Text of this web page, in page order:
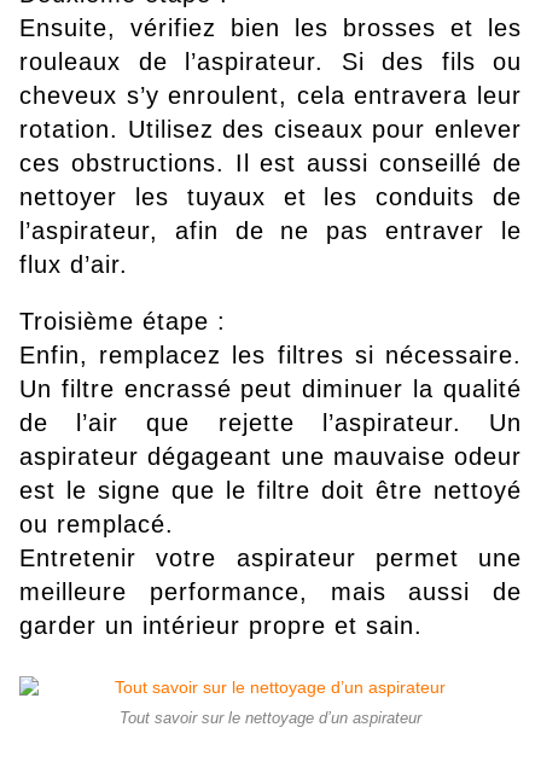
Ensuite, vérifiez bien les brosses et les
rouleaux de l’aspirateur. Si des fils ou
cheveux s’y enroulent, cela entravera leur
rotation. Utilisez des ciseaux pour enlever
ces obstructions. Il est aussi conseillé de
nettoyer les tuyaux et les conduits de
l’aspirateur, afin de ne pas entraver le
flux d’air.
Troisième étape :
Enfin, remplacez les filtres si nécessaire.
Un filtre encrassé peut diminuer la qualité
de l’air que rejette l’aspirateur. Un
aspirateur dégageant une mauvaise odeur
est le signe que le filtre doit être nettoyé
ou remplacé.
Entretenir votre aspirateur permet une
meilleure performance, mais aussi de
garder un intérieur propre et sain.
Tout savoir sur le nettoyage d’un aspirateur